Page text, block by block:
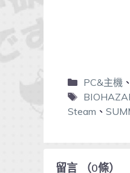
PC&主機、
Steam 、
留言 （0條）